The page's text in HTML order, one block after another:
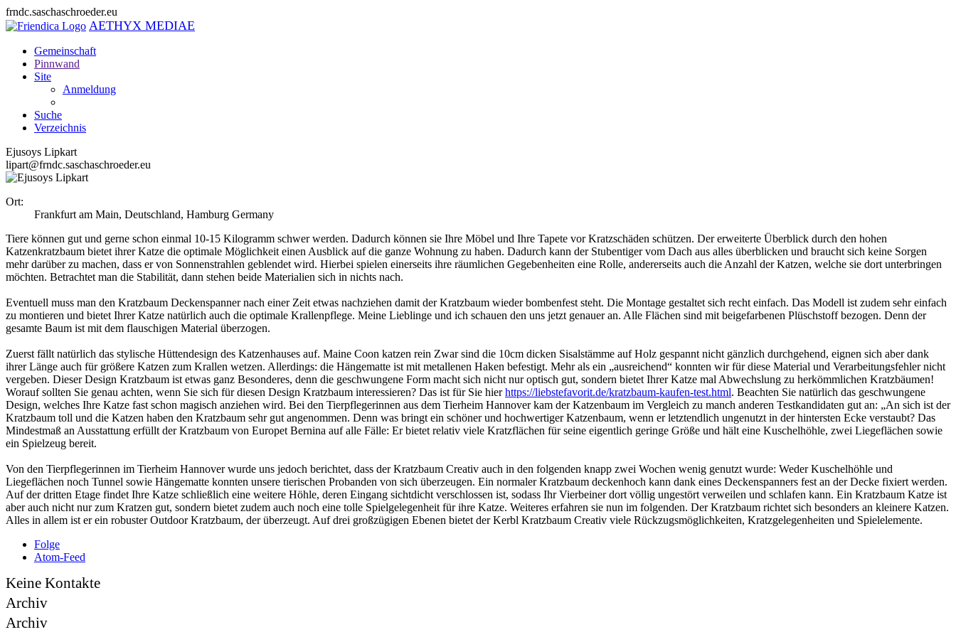
frndc.saschaschroeder.eu
AETHYX MEDIAE
Gemeinschaft
Pinnwand
Site
Anmeldung
Suche
Verzeichnis
Ejusoys Lipkart
lipart@frndc.saschaschroeder.eu
Ort:
Frankfurt am Main, Deutschland, Hamburg Germany
Tiere können gut und gerne schon einmal 10-15 Kilogramm schwer werden. Dadurch können sie Ihre Möbel und Ihre Tapete vor Kratzschäden schützen. Der erweiterte Überblick durch den hohen
Katzenkratzbaum bietet ihrer Katze die optimale Möglichkeit einen Ausblick auf die ganze Wohnung zu haben. Dadurch kann der Stubentiger vom Dach aus alles überblicken und braucht sich keine Sorgen
mehr darüber zu machen, dass er von Sonnenstrahlen geblendet wird. Hierbei spielen einerseits ihre räumlichen Gegebenheiten eine Rolle, andererseits auch die Anzahl der Katzen, welche sie dort unterbringen
möchten. Betrachtet man die Stabilität, dann stehen beide Materialien sich in nichts nach.
Eventuell muss man den Kratzbaum Deckenspanner nach einer Zeit etwas nachziehen damit der Kratzbaum wieder bombenfest steht. Die Montage gestaltet sich recht einfach. Das Modell ist zudem sehr einfach
zu montieren und bietet Ihrer Katze natürlich auch die optimale Krallenpflege. Meine Lieblinge und ich schauen den uns jetzt genauer an. Alle Flächen sind mit beigefarbenen Plüschstoff bezogen. Denn der
gesamte Baum ist mit dem flauschigen Material überzogen.
Zuerst fällt natürlich das stylische Hüttendesign des Katzenhauses auf. Maine Coon katzen rein Zwar sind die 10cm dicken Sisalstämme auf Holz gespannt nicht gänzlich durchgehend, eignen sich aber dank
ihrer Länge auch für größere Katzen zum Krallen wetzen. Allerdings: die Hängematte ist mit metallenen Haken befestigt. Mehr als ein „ausreichend“ konnten wir für diese Material und Verarbeitungsfehler nicht
vergeben. Dieser Design Kratzbaum ist etwas ganz Besonderes, denn die geschwungene Form macht sich nicht nur optisch gut, sondern bietet Ihrer Katze mal Abwechslung zu herkömmlichen Kratzbäumen!
Worauf sollten Sie genau achten, wenn Sie sich für diesen Design Kratzbaum interessieren? Das ist für Sie hierhttps://liebstefavorit.de/kratzbaum-kaufen-test.html. Beachten Sie natürlich das geschwungene
Design, welches Ihre Katze fast schon magisch anziehen wird. Bei den Tierpflegerinnen aus dem Tierheim Hannover kam der Katzenbaum im Vergleich zu manch anderen Testkandidaten gut an: „An sich ist der
Kratzbaum toll und die Katzen haben den Kratzbaum sehr gut angenommen. Denn was bringt ein schöner und hochwertiger Katzenbaum, wenn er letztendlich ungenutzt in der hintersten Ecke verstaubt? Das
Mindestmaß an Ausstattung erfüllt der Kratzbaum von Europet Bernina auf alle Fälle: Er bietet relativ viele Kratzflächen für seine eigentlich geringe Größe und hält eine Kuschelhöhle, zwei Liegeflächen sowie
ein Spielzeug bereit.
Von den Tierpflegerinnen im Tierheim Hannover wurde uns jedoch berichtet, dass der Kratzbaum Creativ auch in den folgenden knapp zwei Wochen wenig genutzt wurde: Weder Kuschelhöhle und
Liegeflächen noch Tunnel sowie Hängematte konnten unsere tierischen Probanden von sich überzeugen. Ein normaler Kratzbaum deckenhoch kann dank eines Deckenspanners fest an der Decke fixiert werden.
Auf der dritten Etage findet Ihre Katze schließlich eine weitere Höhle, deren Eingang sichtdicht verschlossen ist, sodass Ihr Vierbeiner dort völlig ungestört verweilen und schlafen kann. Ein Kratzbaum Katze ist
aber auch nicht nur zum Kratzen gut, sondern bietet zudem auch noch eine tolle Spielgelegenheit für ihre Katze. Weiteres erfahren sie nun im folgenden. Der Kratzbaum richtet sich besonders an kleinere Katzen.
Alles in allem ist er ein robuster Outdoor Kratzbaum, der überzeugt. Auf drei großzügigen Ebenen bietet der Kerbl Kratzbaum Creativ viele Rückzugsmöglichkeiten, Kratzgelegenheiten und Spielelemente.
Folge
Atom-Feed
Keine Kontakte
Archiv
Archiv